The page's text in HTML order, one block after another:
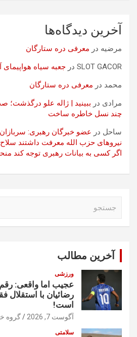
آخرین دیدگاه‌ها
مرضیه در معرفی دره ستارگان
SLOT GACOR در جعبه سیاه هواپیمای
محمد در معرفی دره ستارگان
مرادی در ببینید | ژاله علو درگذشت؛
چند نسل خاطره ساخت
ساحل در عضو خبرگان رهبری: سربازان
نیروهای حزب الله معرفت داشتند
اگر کسی به بیانات رهبری توجه کند
آخرین مطالب
ورزشی
عجیب اما واقعی:
است!
آگوست 7, 2026 گروه
سلامتی